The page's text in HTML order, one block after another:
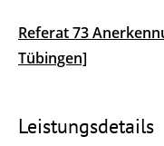
Referat 73
Tübingen]
Leistungsdetails